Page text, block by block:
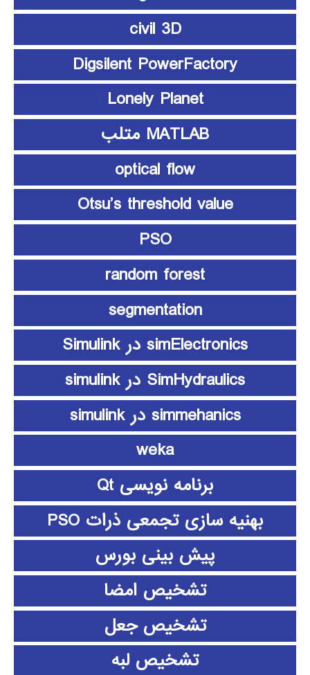
civil 3D
Digsilent PowerFactory
Lonely Planet
MATLAB متلب
optical flow
Otsu’s threshold value
PSO
random forest
segmentation
simElectronics در Simulink
SimHydraulics در simulink
simmehanics در simulink
weka
برنامه نویسی Qt
بهنیه سازی تجمعی ذرات PSO
پیش بینی بورس
تشخیص امضا
تشخیص جعل
تشخیص لبه